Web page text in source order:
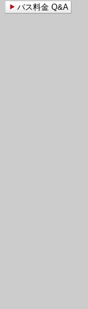
バス料金 Q&A